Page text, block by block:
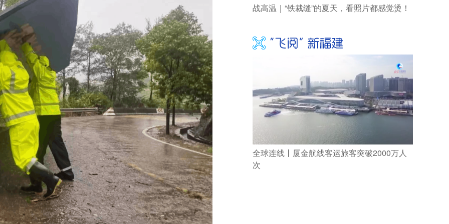
战高温｜“铁裁缝”的夏天，看照片都感觉烫！
全球连线丨厦金航线客运旅客突破2000万人
次